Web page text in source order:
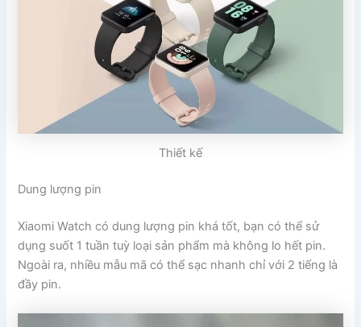
Thiết kế
Dung lượng pin
Xiaomi Watch có dung lượng pin khá tốt, bạn có thể sử
dụng suốt 1 tuần tuỳ loại sản phẩm mà không lo hết pin.
Ngoài ra, nhiều mẫu mã có thể sạc nhanh chỉ với 2 tiếng là
đầy pin.